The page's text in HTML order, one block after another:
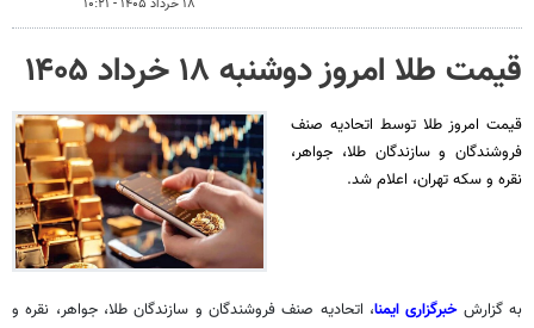
۱۸ خرداد ۱۴۰۵ - ۱۰:۲۱
قیمت طلا امروز دوشنبه ۱۸ خرداد ۱۴۰۵
قیمت امروز طلا توسط اتحادیه صنف
فروشندگان و سازندگان طلا، جواهر،
نقره و سکه تهران، اعلام شد.
به گزارش خبرگزاری ایمنا، اتحادیه صنف فروشندگان و سازندگان طلا، جواهر، نقره و